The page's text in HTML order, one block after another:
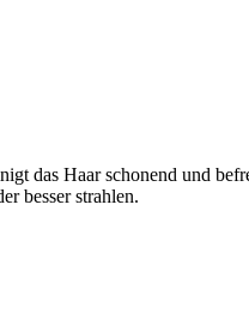
das Haar schonend und
besser strahlen.